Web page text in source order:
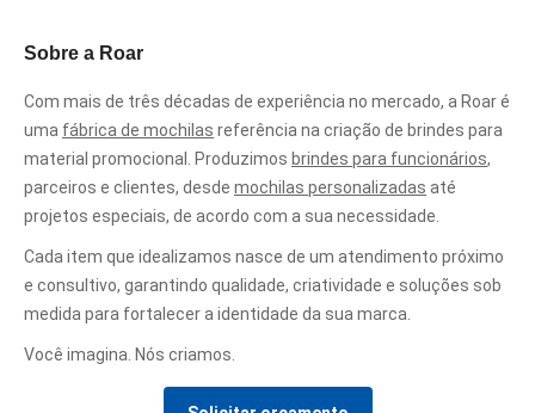
Sobre a Roar
Com mais de três décadas de experiência no mercado, a Roar é
uma fábrica de mochilas referência na criação de brindes para
material promocional. Produzimos brindes para funcionários,
parceiros e clientes, desde mochilas personalizadas até
projetos especiais, de acordo com a sua necessidade.
Cada item que idealizamos nasce de um atendimento próximo
e consultivo, garantindo qualidade, criatividade e soluções sob
medida para fortalecer a identidade da sua marca.
Você imagina. Nós criamos.